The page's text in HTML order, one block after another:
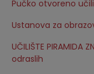
Pučko otvoreno
Ustanova za
UČILIŠTE
odraslih